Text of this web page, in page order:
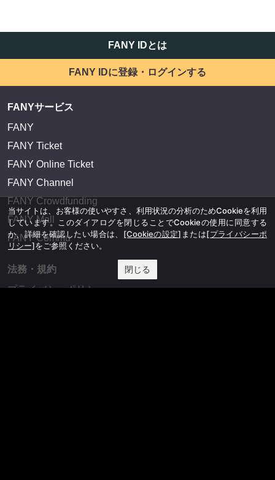
FANY IDとは
FANY IDに登録・ログインする
FANYサービス
FANY
FANY Ticket
FANY Online Ticket
FANY Channel
FANY Crowdfunding
FANY Mall
FANY Commu
法務・規約
プライバシーポリシー
当サイトは、お客様の使いやすさ、利用状況の分析のためCookieを利用
しています。このダイアログを閉じることでCookieの使用に同意する
か、詳細を確認したい場合は、 [Cookieの設定] または[プライバシーポ
リシー]をご参照ください。
閉じる